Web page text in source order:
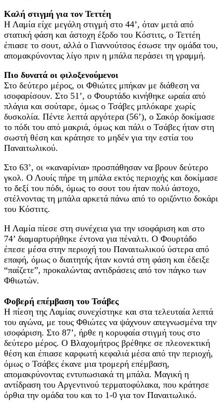
Καλή στιγμή για τον Τεττέη
Η Λαμία είχε μεγάλη στιγμή στο 44’, όταν μετά από
στατική φάση και άστοχη έξοδο του Κόστιτς, ο Τεττέη
έπιασε το σουτ, αλλά ο Γιαννούτσος έσωσε την ομάδα του,
απομακρύνοντας λίγο πριν η μπάλα περάσει τη γραμμή.
Πιο δυνατά οι φιλοξενούμενοι
Στο δεύτερο μέρος, οι Φθιώτες μπήκαν με διάθεση να
ισοφαρίσουν. Στο 51’, ο Φουρτάδο κινήθηκε ωραία από
πλάγια και σούταρε, όμως ο Τσάβες μπλόκαρε χωρίς
δυσκολία. Πέντε λεπτά αργότερα (56’), ο Σακόρ δοκίμασε
το πόδι του από μακριά, όμως και πάλι ο Τσάβες ήταν στη
σωστή θέση και κράτησε το μηδέν για την εστία του
Παναιτωλικού.
Στο 63’, οι «καναρίνια» προσπάθησαν να βρουν δεύτερο
γκολ. Ο Λουίς πήρε τη μπάλα εκτός περιοχής και δοκίμασε
το δεξί του πόδι, όμως το σουτ του ήταν πολύ άστοχο,
στέλνοντας τη μπάλα αρκετά πάνω από το οριζόντιο δοκάρι
του Κόστιτς.
Η Λαμία πίεσε στη συνέχεια για την ισοφάριση και στο
74’ διαμαρτυρήθηκε έντονα για πέναλτι. Ο Φουρτάδο
έπεσε μέσα στην περιοχή του Παναιτωλικού ύστερα από
επαφή, όμως ο διαιτητής ήταν κοντά στη φάση και έδειξε
“παίζετε”, προκαλώντας αντιδράσεις από τον πάγκο των
Φθιωτών.
Φοβερή επέμβαση του Τσάβες
Η πίεση της Λαμίας συνεχίστηκε και στα τελευταία λεπτά
του αγώνα, με τους Φθιώτες να ψάχνουν απεγνωσμένα την
ισοφάριση. Στο 87’, ήρθε η κορυφαία στιγμή τους στο
δεύτερο μέρος. Ο Βλαχομήτρος βρέθηκε σε πλεονεκτική
θέση και έπιασε καρφωτή κεφαλιά μέσα από την περιοχή,
όμως ο Τσάβες έκανε μια τρομερή επέμβαση,
απομακρύνοντας εντυπωσιακά τη μπάλα. Μαγική η
αντίδραση του Αργεντινού τερματοφύλακα, που κράτησε
όρθια την ομάδα του και το 1-0 για τον Παναιτωλικό.